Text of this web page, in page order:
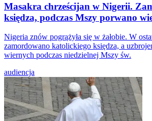
Masakra chrześcijan w Nigerii.
księdza, podczas Mszy porwano
Nigeria znów pogrążyła się w żałobie. W
zamordowano katolickiego księdza, a
wiernych podczas niedzielnej Mszy św.
audiencja